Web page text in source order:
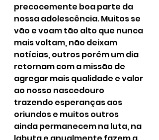
precocemente boa parte da
nossa adolescência. Muitos se
vão e voam tão alto que nunca
mais voltam, não deixam
notícias, outros porém um dia
retornam com a missão de
agregar mais qualidade e valor
ao nosso nascedouro
trazendo esperanças aos
oriundos e muitos outros
ainda permanecem na luta, na